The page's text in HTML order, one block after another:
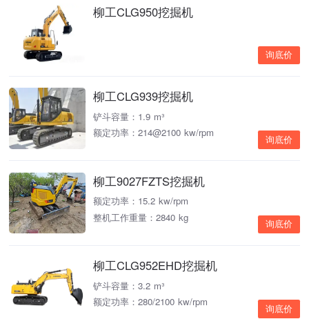
柳工CLG950挖掘机
询底价
柳工CLG939挖掘机
铲斗容量：1.9 m³
额定功率：214@2100 kw/rpm
询底价
柳工9027FZTS挖掘机
额定功率：15.2 kw/rpm
整机工作重量：2840 kg
询底价
柳工CLG952EHD挖掘机
铲斗容量：3.2 m³
额定功率：280/2100 kw/rpm
询底价